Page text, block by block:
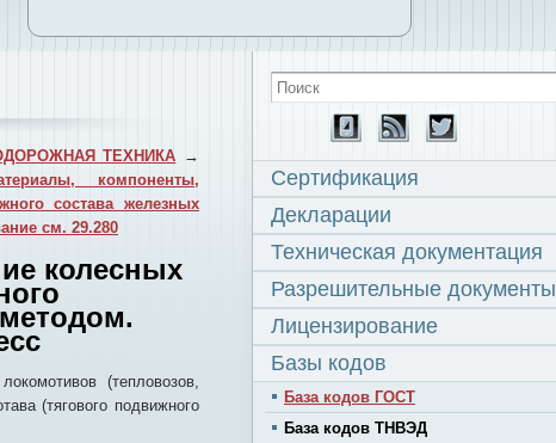
ТЕХНИКА →
компоненты,
состава железных
см. 29.280
колесных
(тепловозов,
(тягового подвижного
Сертификация
Декларации
Техническая документация
Разрешительные документы
Лицензирование
Базы кодов
База кодов ГОСТ
База кодов ТНВЭД